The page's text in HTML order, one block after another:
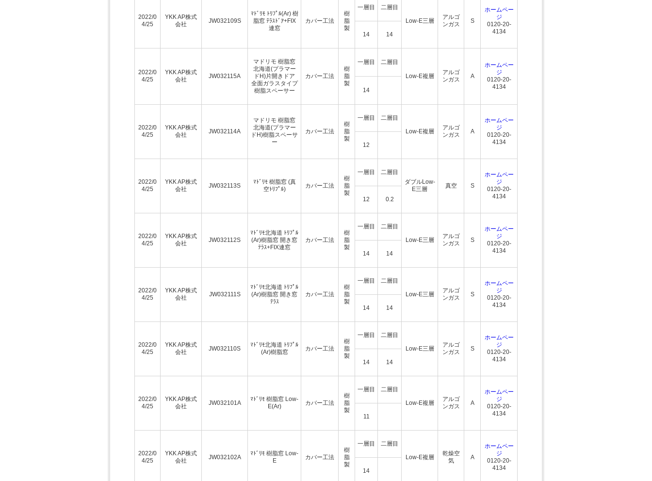
2022/0
4/25
YKK AP株式
会社
JW032109S
ﾏﾄﾞﾘﾓ ﾄﾘﾌﾟﾙ(Ar) 樹
脂窓 ﾃﾗｽﾄﾞｱ+FIX
連窓
カバー工法
樹
脂
製
一層目
二層目
Low-E三層
アルゴ
ンガス
S
ホームペー
ジ
0120-20-
4134
14 14
2022/0
4/25
YKK AP株式
会社
JW032115A
マドリモ 樹脂窓
北海道(プラマー
ドH)片開きドア
全面ガラスタイプ
樹脂スペーサー
カバー工法
樹
脂
製
一層目 二層目
Low-E複層
アルゴ
ンガス
A
ホームペー
ジ
0120-20-
4134
14
2022/0
4/25
YKK AP株式
会社
JW032114A
マドリモ 樹脂窓
北海道(プラマー
ドH)樹脂スペーサ
ー
カバー工法
樹
脂
製
一層目
二層目
Low-E複層
アルゴ
ンガス
A
ホームペー
ジ
0120-20-
4134
12
2022/0
4/25
YKK AP株式
会社
JW032113S
ﾏﾄﾞﾘﾓ 樹脂窓 (真
空ﾄﾘﾌﾟﾙ)
カバー工法
樹
脂
製
一層目
二層目
ダブルLow-
E三層
真空 S
ホームペー
ジ
0120-20-
4134
12 0.2
2022/0
4/25
YKK AP株式
会社
JW032112S
ﾏﾄﾞﾘﾓ北海道 ﾄﾘﾌﾟﾙ
(Ar)樹脂窓 開き窓
ﾃﾗｽ+FIX連窓
カバー工法
樹
脂
製
一層目
二層目
Low-E三層
アルゴ
ンガス
S
ホームペー
ジ
0120-20-
4134
14 14
2022/0
4/25
YKK AP株式
会社
JW032111S
ﾏﾄﾞﾘﾓ北海道 ﾄﾘﾌﾟﾙ
(Ar)樹脂窓 開き窓
ﾃﾗｽ
カバー工法
樹
脂
製
一層目
二層目
Low-E三層
アルゴ
ンガス
S
ホームペー
ジ
0120-20-
4134
14 14
2022/0
4/25
YKK AP株式
会社
JW032110S
ﾏﾄﾞﾘﾓ北海道 ﾄﾘﾌﾟﾙ
(Ar)樹脂窓
カバー工法
樹
脂
製
一層目
二層目
Low-E三層
アルゴ
ンガス
S
ホームペー
ジ
0120-20-
4134
14 14
2022/0
4/25
YKK AP株式
会社
JW032101A
ﾏﾄﾞﾘﾓ 樹脂窓 Low-
E(Ar)
カバー工法
樹
脂
製
一層目
二層目
Low-E複層
アルゴ
ンガス
A
ホームペー
ジ
0120-20-
4134
11
2022/0
4/25
YKK AP株式
会社
JW032102A
ﾏﾄﾞﾘﾓ 樹脂窓 Low-
E
カバー工法
樹
脂
製
一層目
二層目
Low-E複層
乾燥空
気
A
ホームペー
ジ
0120-20-
4134
14